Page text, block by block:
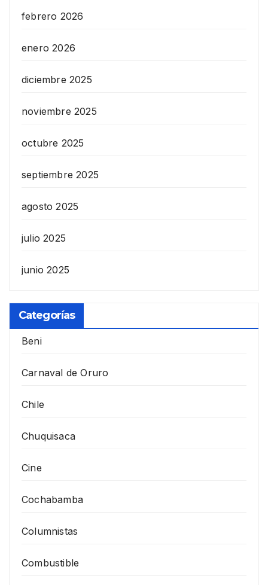
febrero 2026
enero 2026
diciembre 2025
noviembre 2025
octubre 2025
septiembre 2025
agosto 2025
julio 2025
junio 2025
Categorías
Beni
Carnaval de Oruro
Chile
Chuquisaca
Cine
Cochabamba
Columnistas
Combustible